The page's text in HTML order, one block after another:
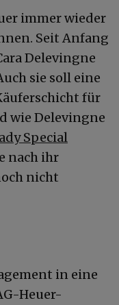
immer wieder
Seit Anfang
Delevingne
sie soll eine
für
wie Delevingne
Special
nach ihr
nicht
in eine
Heuer-